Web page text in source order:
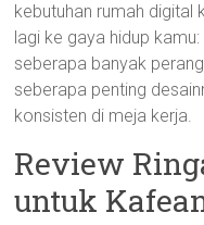
kebutuhan rumah digital
lagi ke gaya hidup
seberapa banyak
seberapa penting
konsisten di meja kerja.
Review
untuk